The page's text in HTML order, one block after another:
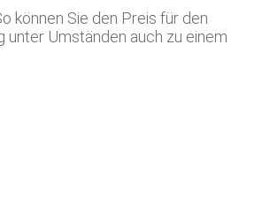
können Sie den Preis für den
unter Umständen auch zu einem